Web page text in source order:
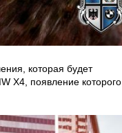
которая будет
X4, появление которого